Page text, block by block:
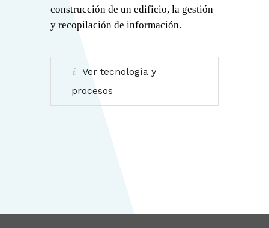
construcción de un edificio, la gestión
y recopilación de información.
Ver tecnología y
procesos